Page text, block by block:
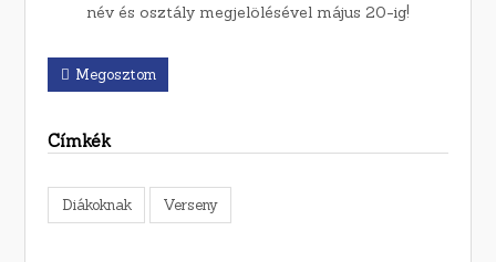
név és osztály megjelölésével május 20-ig!
Megosztom
Címkék
Diákoknak Verseny